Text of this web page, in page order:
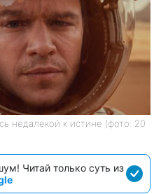
недалекой к истине (фото: 20
Читай только суть из